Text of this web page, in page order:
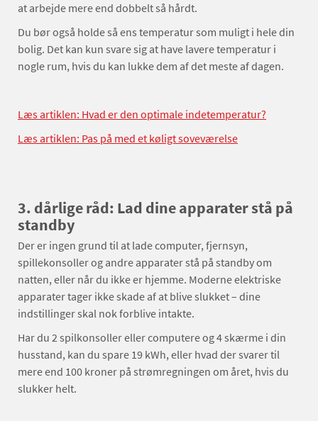
at arbejde mere end dobbelt så hårdt.
Du bør også holde så ens temperatur som muligt i hele din
bolig. Det kan kun svare sig at have lavere temperatur i
nogle rum, hvis du kan lukke dem af det meste af dagen.
Læs artiklen: Hvad er den optimale indetemperatur?
Læs artiklen: Pas på med et køligt soveværelse
3. dårlige råd: Lad dine apparater stå på
standby
Der er ingen grund til at lade computer, fjernsyn,
spillekonsoller og andre apparater stå på standby om
natten, eller når du ikke er hjemme. Moderne elektriske
apparater tager ikke skade af at blive slukket – dine
indstillinger skal nok forblive intakte.
Har du 2 spilkonsoller eller computere og 4 skærme i din
husstand, kan du spare 19 kWh, eller hvad der svarer til
mere end 100 kroner på strømregningen om året, hvis du
slukker helt.